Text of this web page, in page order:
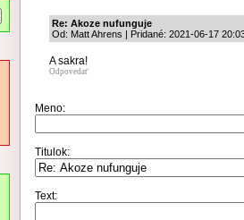
Re: Akoze nufunguje
Od: Matt Ahrens | Pridané: 2021-06-17
A sakra!
Odpovedať
Meno:
Titulok:
Text: